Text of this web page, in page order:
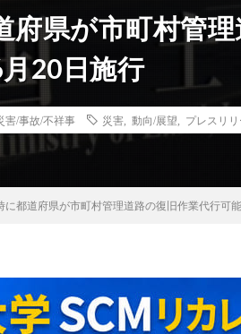
府県が市町村管
20日施行
害/事故/不祥事 災害 動向/展望 プレスリ
に都道府県が市町村管理道路の復旧作業代行可